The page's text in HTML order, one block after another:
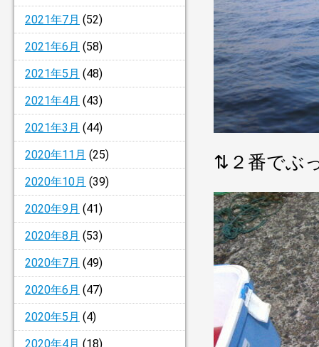
2021年7月 (52)
2021年6月 (58)
2021年5月 (48)
2021年4月 (43)
2021年3月 (44)
2020年11月 (25)
2020年10月 (39)
2020年9月 (41)
2020年8月 (53)
2020年7月 (49)
2020年6月 (47)
2020年5月 (4)
2020年4月 (18)
⇅２番でぶ